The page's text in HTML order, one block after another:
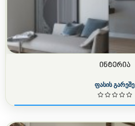
ᲘᲜᲢᲔᲠᲘᲐ
ფასის გარეშე